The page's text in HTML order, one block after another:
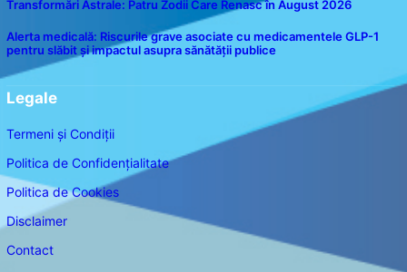
Transformări Astrale: Patru Zodii Care Renasc în August 2026
Alerta medicală: Riscurile grave asociate cu medicamentele GLP-1
pentru slăbit și impactul asupra sănătății publice
Legale
Termeni și Condiții
Politica de Confidențialitate
Politica de Cookies
Disclaimer
Contact